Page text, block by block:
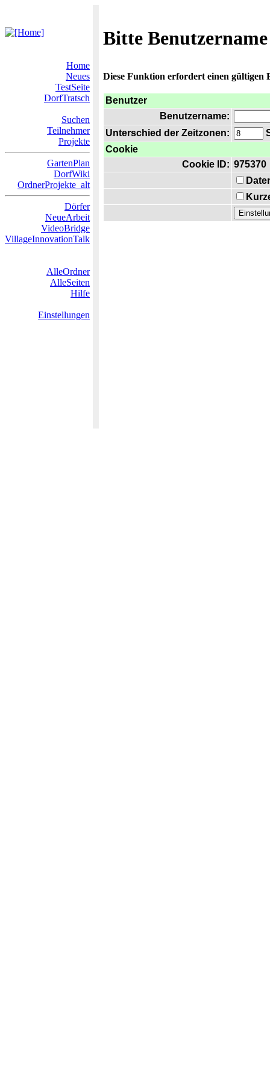
Bitte
Home
Neues
TestSeite
DorfTratsch
Suchen
Teilnehmer
Projekte
GartenPlan
DorfWiki
OrdnerProjekte_alt
Dörfer
NeueArbeit
VideoBridge
VillageInnovationTalk
AlleOrdner
AlleSeiten
Hilfe
Einstellungen
Diese Funktion erfordert einen gültigen
Benutzer
Benutzername:
Unterschied der Zeitzonen:
Cookie
Cookie ID: 975370